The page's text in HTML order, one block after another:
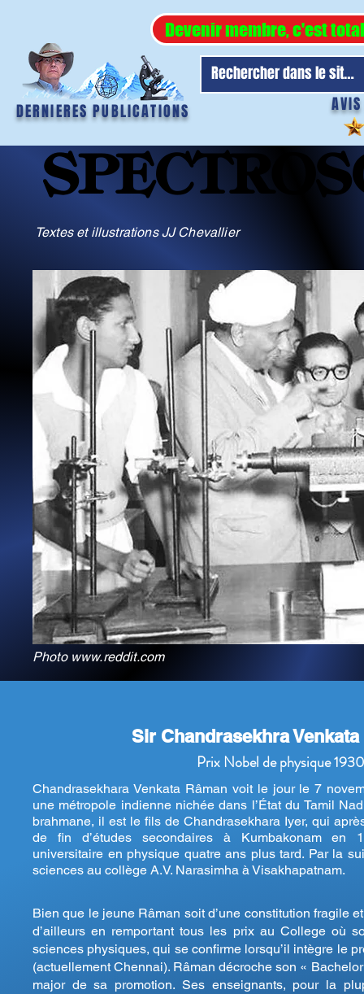
Devenir membre, c'est
DERNIERES PUBLICATIONS
Textes et illustrations JJ Chevallier
Photo www.reddit.com
Sir Chandrasekhra Venkata
Prix Nobel de physique 1930
Chandrasekhara Venkata Râman voit le jour le 7
une métropole indienne nichée dans l’État du Tamil
brahmane, il est le fils de Chandrasekhara Iyer, qui
de fin d’études secondaires à Kumbakonam en
universitaire en physique quatre ans plus tard. Par la
sciences au collège A.V. Narasimha à Visakhapatnam.
Bien que le jeune Râman soit d’une constitution fragile
d’ailleurs en remportant tous les prix au College où
sciences physiques, qui se confirme lorsqu’il intègre le
(actuellement Chennai). Râman décroche son «
major de sa promotion. Ses enseignants, pour la